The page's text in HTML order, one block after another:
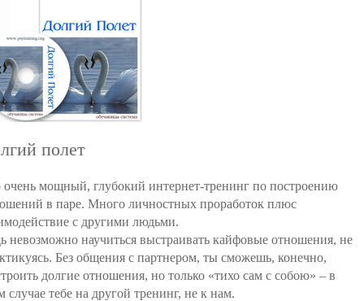
полет
очень мощный, глубокий интернет-тренинг по построению
в паре. Много личностных проработок плюс
с другими людьми.
невозможно научиться выстраивать кайфовые отношения, не
Без общения с партнером, ты сможешь, конечно,
долгие отношения, но только «тихо сам с собою» – в
случае тебе на другой тренинг, не к нам.